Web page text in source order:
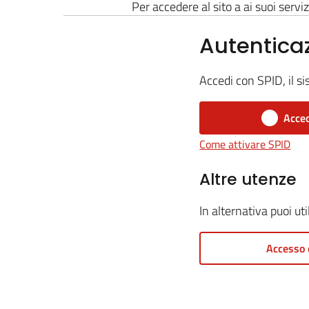
Per accedere al sito a ai suoi
Accedi con SPID, il
Come attivare SPID
Altre utenze
In alternativa puoi